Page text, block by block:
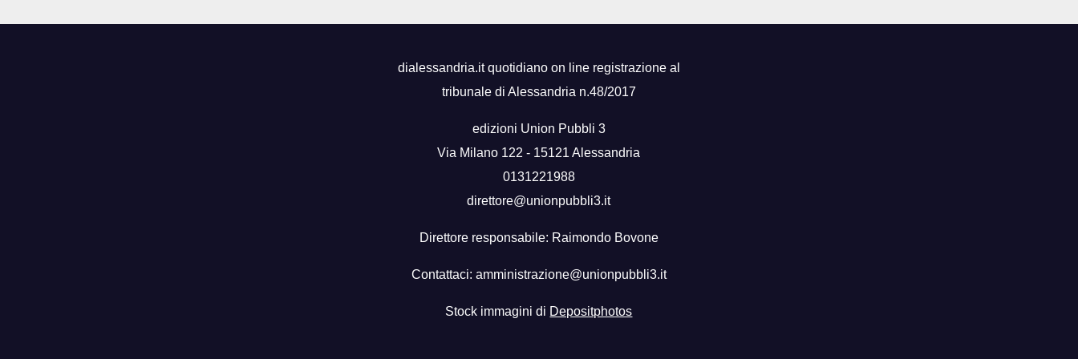
dialessandria.it quotidiano on line registrazione al
tribunale di Alessandria n.48/2017
edizioni Union Pubbli 3
Via Milano 122 - 15121 Alessandria
0131221988
direttore@unionpubbli3.it
Direttore responsabile: Raimondo Bovone
Contattaci: amministrazione@unionpubbli3.it
Stock immagini di Depositphotos